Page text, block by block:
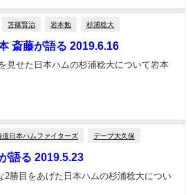
笘篠賢治 岩本勉 杉浦稔大
斎藤が語る 2019.6.16
見せた日本ハムの杉浦稔大について岩本
道日本ハムファイターズ デーブ大久保
語る 2019.5.23
2勝目をあげた日本ハムの杉浦稔大につい